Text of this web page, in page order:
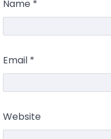
Name *
Email *
Website